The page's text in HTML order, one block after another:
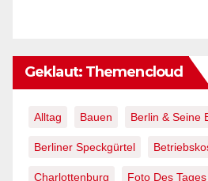
Geklaut: Themencloud
Alltag Bauen Berlin & Seine
Berliner Speckgürtel
Charlottenburg Foto Des Tages